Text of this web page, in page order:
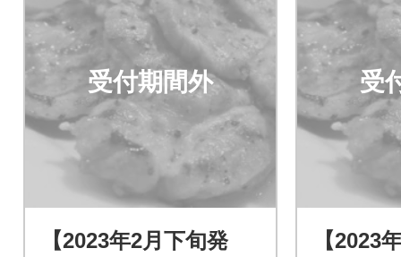
受付期間外
【2023年2月下旬発
受
【2023